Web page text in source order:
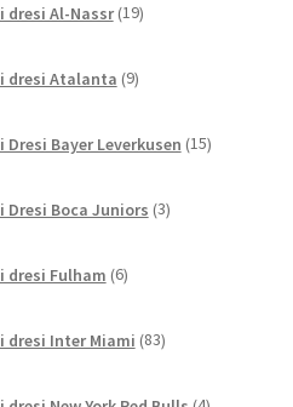
dresi Al-Nassr 19izdelkov
dresi Atalanta 9izdelkov
Bayer Leverkusen 15izdelkov
Dresi Boca Juniors 3izdelki
dresi Fulham 6izdelkov
dresi Inter Miami 83izdelkov